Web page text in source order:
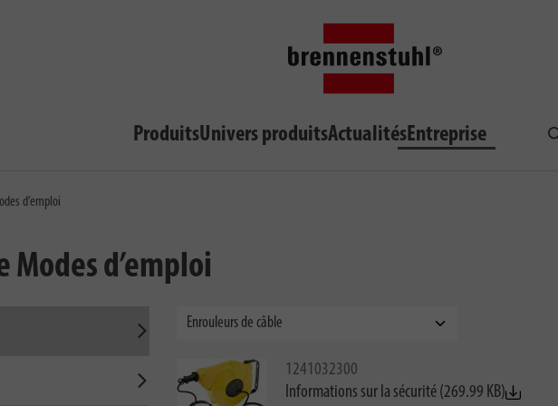
ProduitsUnivers produitsActualitésEntreprise
d’emploi
Modes d’emploi
1241032300
Informations sur la sécurité (269.99 KB)